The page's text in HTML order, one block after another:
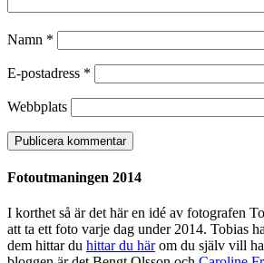
Namn *
E-postadress *
Webbplats
Fotoutmaningen 2014
I korthet så är det här en idé av fotografen
att ta ett foto varje dag under 2014. Tobias
dem hittar du hittar du härom du själv vill